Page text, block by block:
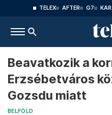
TELEX AFTER G7
Beavatkozik a
Erzsébetváros
Gozsdu miatt
BELFÖLD